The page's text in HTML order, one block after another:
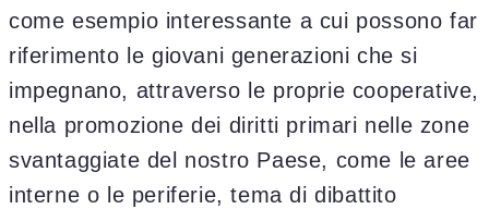
come esempio interessante a cui possono far
riferimento le giovani generazioni che si
impegnano, attraverso le proprie cooperative,
nella promozione dei diritti primari nelle zone
svantaggiate del nostro Paese, come le aree
interne o le periferie, tema di dibattito